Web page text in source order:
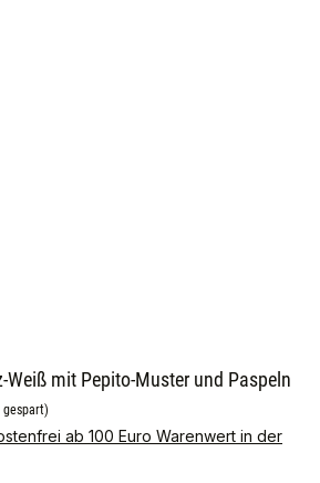
Weiß mit Pepito-Muster und Paspeln
gespart)
ab 100 Euro Warenwert in der